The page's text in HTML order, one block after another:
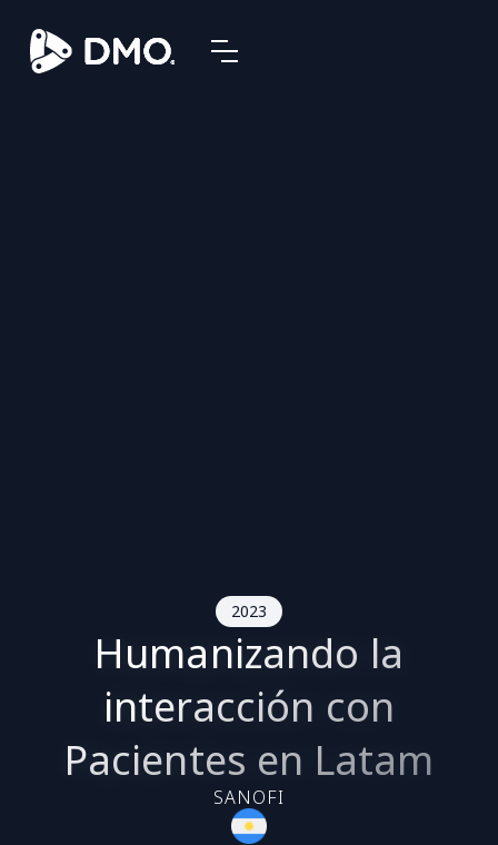
2023
Humanizando la
interacción con
Pacientes en Latam
SANOFI